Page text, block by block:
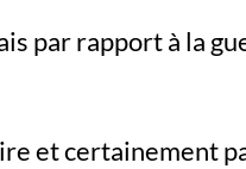
par rapport à la
et certainement